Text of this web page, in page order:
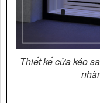
Thiết kế cửa kéo